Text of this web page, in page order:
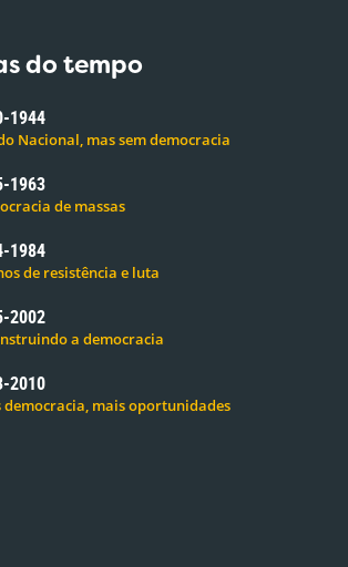
do tempo
1944
Nacional, mas sem democracia
1963
de massas
1984
de resistência e luta
2002
a democracia
2010
democracia, mais oportunidades